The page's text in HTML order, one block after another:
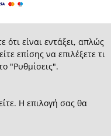
ότι είναι εντάξει, απλώς
επίσης να επιλέξετε τι
"Ρυθμίσεις".
Η επιλογή σας θα